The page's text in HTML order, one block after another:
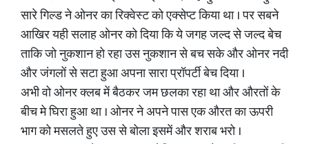
सारे गिल्ड ने ओनर का रिक्वेस्ट को एक्सेप्ट किया था । पर सबने
आखिर यही सलाह ओनर को दिया कि ये जगह जल्द से जल्द बेच
ताकि जो नुकशान हो रहा उस नुकशान से बच सके और ओनर नदी
और जंगलों से सटा हुआ अपना सारा प्रॉपर्टी बेच दिया ।
अभी वो ओनर क्लब में बैठकर जम छलका रहा था और औरतों के
बीच मे घिरा हुआ था । ओनर ने अपने पास एक औरत का ऊपरी
भाग को मसलते हुए उस से बोला इसमें और शराब भरो ।